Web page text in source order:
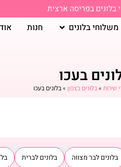
בלונים בפריסה ארצית
משלוחי בלונים חנות
בעכו
שירות »בלונים בצפון »בלונים בעכו
בלונים לבר מצווה בלונים לברית